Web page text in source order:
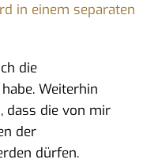
in einem separaten
die
Weiterhin
dass die von mir
der
dürfen.